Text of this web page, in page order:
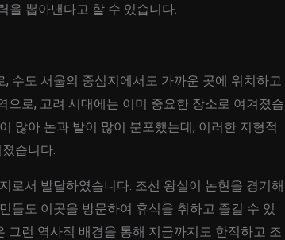
을 뽑아낸다고 할 수 있습니다.
수도 서울의 중심지에서도 가까운 곳에 위치하고
으로, 고려 시대에는 이미 중요한 장소로 여겨졌습
많아 논과 밭이 많이 분포했는데, 이러한 지형적
습니다.
로서 발달하였습니다. 조선 왕실이 논현을 경기해
들도 이곳을 방문하여 휴식을 취하고 즐길 수 있
그런 역사적 배경을 통해 지금까지도 한적하고 조